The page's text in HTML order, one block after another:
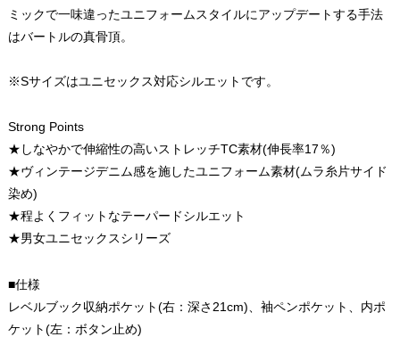
ミックで一味違ったユニフォームスタイルにアップデートする手法
はバートルの真骨頂。
※Sサイズはユニセックス対応シルエットです。
Strong Points
★しなやかで伸縮性の高いストレッチTC素材(伸長率17％)
★ヴィンテージデニム感を施したユニフォーム素材(ムラ糸片サイド
染め)
★程よくフィットなテーパードシルエット
★男女ユニセックスシリーズ
■仕様
レベルブック収納ポケット(右：深さ21cm)、袖ペンポケット、内ポ
ケット(左：ボタン止め)